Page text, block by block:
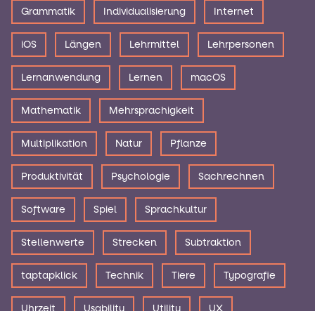
Grammatik Individualisierung Internet
iOS Längen Lehrmittel Lehrpersonen
Lernanwendung Lernen macOS
Mathematik Mehrsprachigkeit
Multiplikation Natur Pflanze
Produktivität Psychologie Sachrechnen
Software Spiel Sprachkultur
Stellenwerte Strecken Subtraktion
taptapklick Technik Tiere Typografie